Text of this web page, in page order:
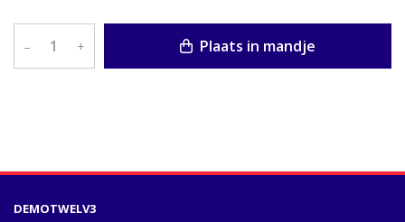
– + Plaats in mandje
DEMOTWELV3